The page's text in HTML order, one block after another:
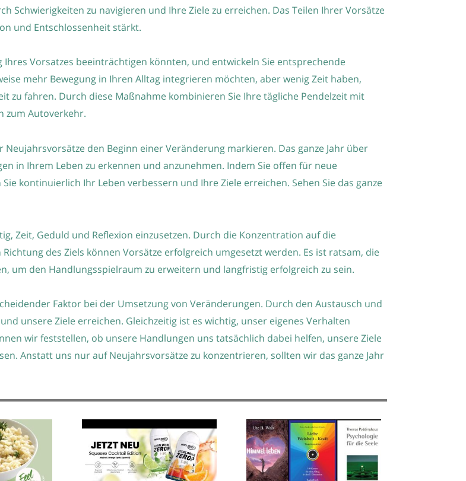
Schwierigkeiten zu navigieren und Ihre Ziele zu erreichen. Das Teilen Ihrer Vorsätze
und Entschlossenheit stärkt.
Vorsatzes beeinträchtigen könnten, und entwickeln Sie entsprechende
mehr Bewegung in Ihren Alltag integrieren möchten, aber wenig Zeit haben,
zu fahren. Durch diese Maßnahme kombinieren Sie Ihre tägliche Pendelzeit mit
zum Autoverkehr.
den Beginn einer Veränderung markieren. Das ganze Jahr über
in Ihrem Leben zu erkennen und anzunehmen. Indem Sie offen für neue
kontinuierlich Ihr Leben verbessern und Ihre Ziele erreichen. Sehen Sie das ganze
Zeit, Geduld und Reflexion einzusetzen. Durch die Konzentration auf die
des Ziels können Vorsätze erfolgreich umgesetzt werden. Es ist ratsam, die
um den Handlungsspielraum zu erweitern und langfristig erfolgreich zu sein.
Faktor bei der Umsetzung von Veränderungen. Durch den Austausch und
unsere Ziele erreichen. Gleichzeitig ist es wichtig, unser eigenes Verhalten
wir feststellen, ob unsere Handlungen uns tatsächlich dabei helfen, unsere Ziele
Anstatt uns nur auf Neujahrsvorsätze zu konzentrieren, sollten wir das ganze Jahr